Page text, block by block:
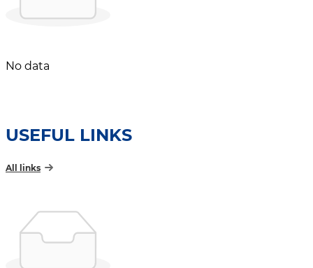
No data
USEFUL LINKS
All links